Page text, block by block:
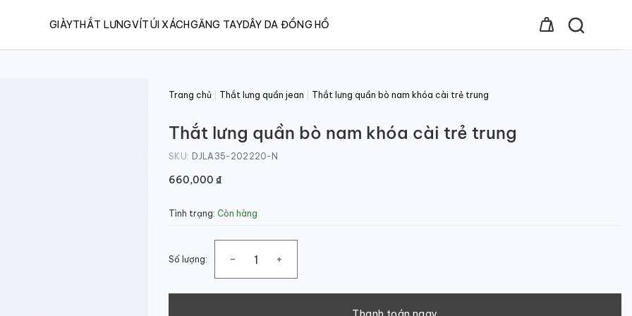
GIÀYTHẮT LƯNGVÍTÚI XÁCHGĂNG TAYDÂY DA ĐỒNG HỒ
Trang chủ Thắt lưng quần jean Thắt lưng quần bò nam khóa cài trẻ trung
Thắt lưng quần bò nam khóa cài trẻ trung
SKU: DJLA35-202220-N
660,000 ₫
Tình trạng: Còn hàng
Số lượng:
Thắt lưng quần bò nam khóa cài trẻ trung số lượng